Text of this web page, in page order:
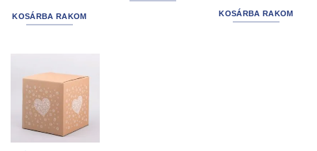
KOSÁRBA RAKOM
15.240 Ft. 12.700 Ft.
KOSÁRBA RAKOM